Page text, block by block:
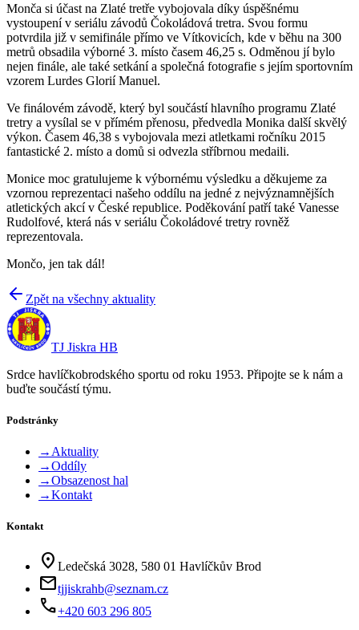
Monča si účast na Zlaté tretře vybojovala díky úspěšnému
vystoupení v seriálu závodů Čokoládová tretra. Svou formu
potvrdila již v semifinále přímo ve Vítkovicích, kde v běhu na 300
metrů obsadila výborné 3. místo časem 46,25 s. Odměnou jí bylo
nejen finále, ale také setkání a společná fotografie s jejím sportovním
vzorem Lurdes Glorií Manuel.
Ve finálovém závodě, který byl součástí hlavního programu Zlaté
tretry a vysílal se v přímém přenosu, předvedla Monika další skvělý
výkon. Časem 46,38 s vybojovala mezi atletkami ročníku 2015
fantastické 2. místo a domů si odvezla stříbrnou medaili.
Monice moc gratulujeme k výbornému výsledku a děkujeme za
vzornou reprezentaci našeho oddílu na jedné z nejvýznamnějších
atletických akcí v České republice. Poděkování patří také Vanesse
Rudolfové, která nás v seriálu Čokoládové tretry rovněž
reprezentovala.
Mončo, jen tak dál!
Zpět na všechny aktuality
TJ Jiskra HB
Srdce havlíčkobrodského sportu od roku 1953. Připojte se k nám a
buďte součástí týmu.
Podstránky
→ Aktuality
→Oddíly
→Obsazenost hal
→Kontakt
Kontakt
location_on Ledečská 3028, 580 01 Havlíčkův Brod
mailtjjiskrahb@seznam.cz
phone+420 603 296 805